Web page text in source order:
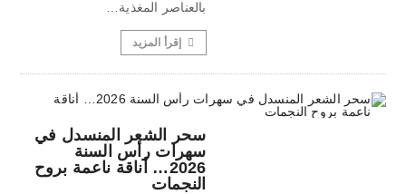
بالعناصر المغذية…
إقرأ المزيد
سحر الشعر المنسدل في
سهرات رأس السنة
2026… أناقة ناعمة بروح
النجمات